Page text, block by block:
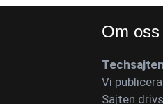
Om oss
Vi
Sajten